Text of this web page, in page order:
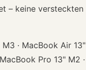
– keine versteckten
· MacBook Air 13"
Pro 13" M2 ·